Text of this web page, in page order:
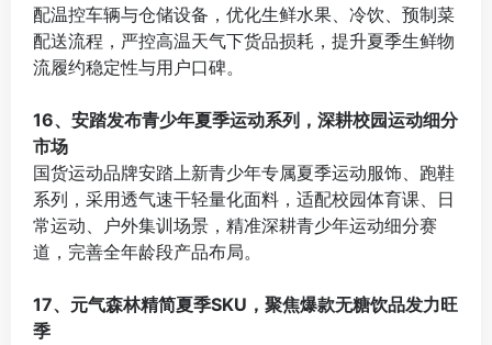
配温控车辆与仓储设备，优化生鲜水果、冷饮、预制菜
配送流程，严控高温天气下货品损耗，提升夏季生鲜物
流履约稳定性与用户口碑。
16、安踏发布青少年夏季运动系列，深耕校园运动细分
市场
国货运动品牌安踏上新青少年专属夏季运动服饰、跑鞋
系列，采用透气速干轻量化面料，适配校园体育课、日
常运动、户外集训场景，精准深耕青少年运动细分赛
道，完善全年龄段产品布局。
17、元气森林精简夏季SKU，聚焦爆款无糖饮品发力旺
季